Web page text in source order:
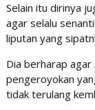
Selain itu dirinya
agar selalu
liputan yang
Dia berharap
pengeroyokan
tidak terulang